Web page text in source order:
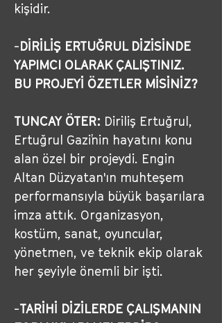
kişidir.
-DİRİLİŞ ERTUĞRUL DİZİSİNDE
YAPIMCI OLARAK ÇALIŞTINIZ.
BU PROJEYİ ÖZETLER MİSİNİZ?
TUNCAY ÖTER: Diriliş Ertuğrul,
Ertuğrul Gazi'nin hayatını konu
alan özel bir projeydi. Engin
Altan Düzyatan'ın muhteşem
performansıyla büyük başarılara
imza attık. Organizasyon,
kostüm, sanat, oyuncular,
yönetmen, ve teknik ekip olarak
her şeyiyle önemli bir işti.
-TARİHİ DİZİLERDE ÇALIŞMANIN